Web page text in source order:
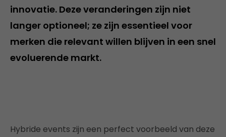
innovatie. Deze veranderingen zijn niet
langer optioneel; ze zijn essentieel voor
merken die relevant willen blijven in een snel
evoluerende markt.
Hybride events zijn een perfect voorbeeld van deze